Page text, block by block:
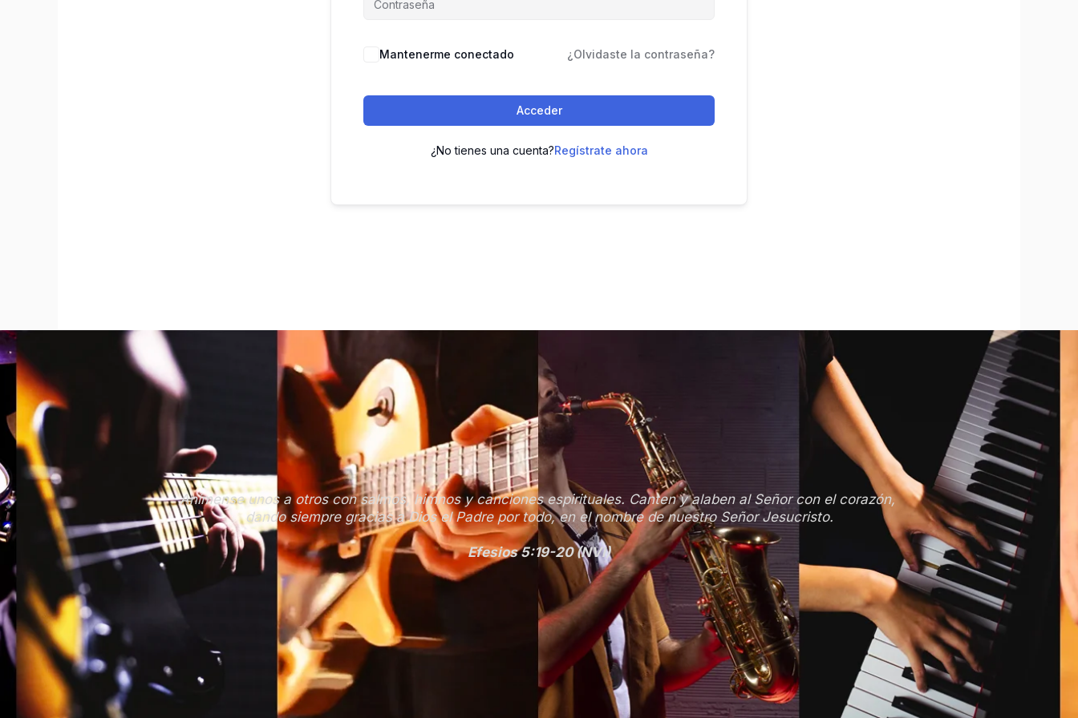
Mantenerme conectado ¿Olvidaste la contraseña?
Acceder
¿No tienes una cuenta?Regístrate ahora
Anímense unos a otros con salmos, himnos y canciones espirituales. Canten y alaben al Señor con el corazón,
dando siempre gracias a Dios el Padre por todo, en el nombre de nuestro Señor Jesucristo.
Efesios 5:19-20 (NVI)